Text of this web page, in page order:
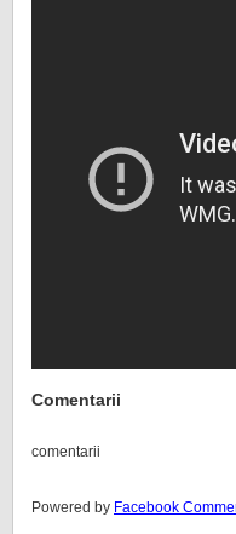
Comentarii
comentarii
Powered by Facebook